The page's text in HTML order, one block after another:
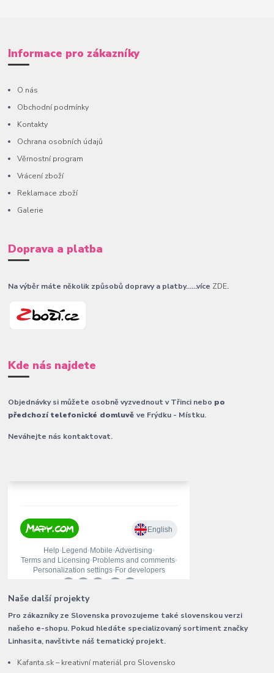
Informace pro zákazníky
O nás
Obchodní podmínky
Kontakty
Ochrana osobních údajů
Věrnostní program
Vrácení zboží
Reklamace zboží
Galerie
Doprava a platba
Na výběr máte několik způsobů dopravy a platby......více ZDE.
Kde nás najdete
Objednávky si můžete osobně vyzvednout v Třinci nebo po
předchozí telefonické domluvěve Frýdku - Místku.
Neváhejte nás kontaktovat.
Naše další projekty
Pro zákazníky ze Slovenska provozujeme také slovenskou verzi
našeho e-shopu. Pokud hledáte specializovaný sortiment značky
Linhasita, navštivte náš tematický projekt.
Kafanta.sk – kreativní materiál pro Slovensko